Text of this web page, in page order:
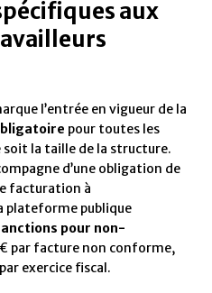
aux
l’entrée en vigueur de la
pour toutes les
soit la taille de la structure.
d’une obligation de
facturation à
plateforme publique
pour non-
par facture non conforme,
exercice fiscal.